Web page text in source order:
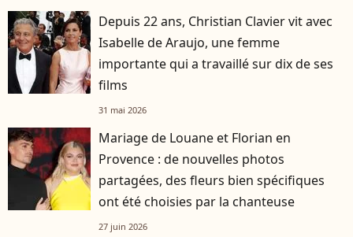
Depuis 22 ans, Christian Clavier vit avec
Isabelle de Araujo, une femme
importante qui a travaillé sur dix de ses
films
31 mai 2026
Mariage de Louane et Florian en
Provence : de nouvelles photos
partagées, des fleurs bien spécifiques
ont été choisies par la chanteuse
27 juin 2026